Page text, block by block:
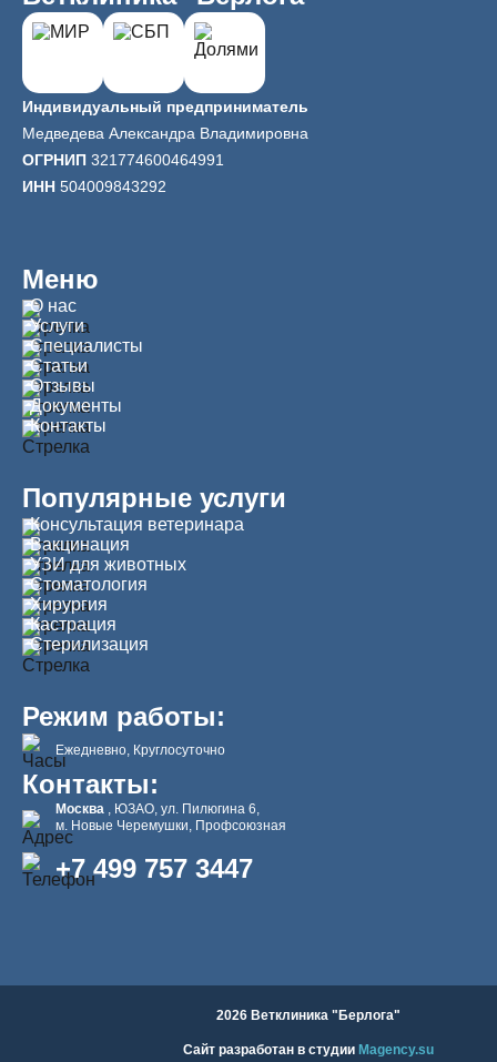
Индивидуальный предприниматель
Медведева Александра Владимировна
ОГРНИП 321774600464991
ИНН 504009843292
Меню
О нас
Услуги
Специалисты
Статьи
Отзывы
Документы
Контакты
Популярные услуги
Консультация ветеринара
Вакцинация
УЗИ для животных
Стоматология
Хирургия
Кастрация
Стерилизация
Режим работы:
Ежедневно, Круглосуточно
Контакты:
Москва , ЮЗАО, ул. Пилюгина 6,
м. Новые Черемушки, Профсоюзная
+7 499 757 3447
2026 Ветклиника "Берлога"
Сайт разработан в студии Magency.su